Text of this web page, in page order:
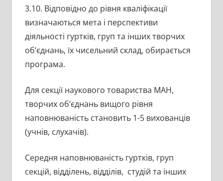
3.10. Відповідно до рівня кваліфікації
визначаються мета і перспективи
діяльності гуртків, груп та інших творчих
об’єднань, їх чисельний склад, обирається
програма.
Для секції наукового товариства МАН,
творчих об’єднань вищого рівня
наповнюваність становить 1-5 вихованців
(учнів, слухачів).
Середня наповнюваність гуртків, груп
секцій, відділень, відділів, студій та інших